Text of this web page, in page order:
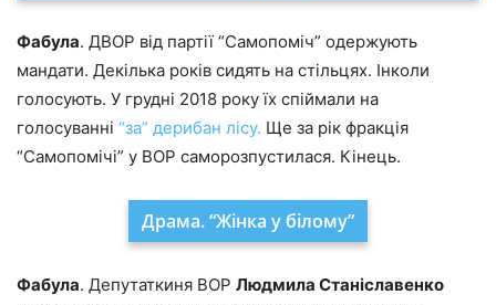
Фабула. ДВОР від партії “Самопоміч” одержують
мандати. Декілька років сидять на стільцях. Інколи
голосують. У грудні 2018 року їх спіймали на
голосуванні “за” дерибан лісу. Ще за рік фракція
“Самопомічі” у ВОР саморозпустилася. Кінець.
Драма. “Жінка у білому”
Фабула. Депутаткиня ВОР Людмила Станіславенко